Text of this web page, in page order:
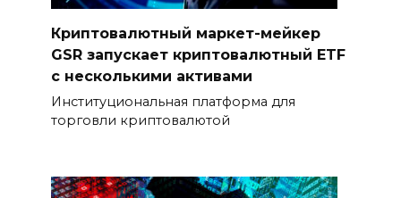
Криптовалютный маркет-мейкер
GSR запускает криптовалютный ETF
с несколькими активами
Институциональная платформа для
торговли криптовалютой